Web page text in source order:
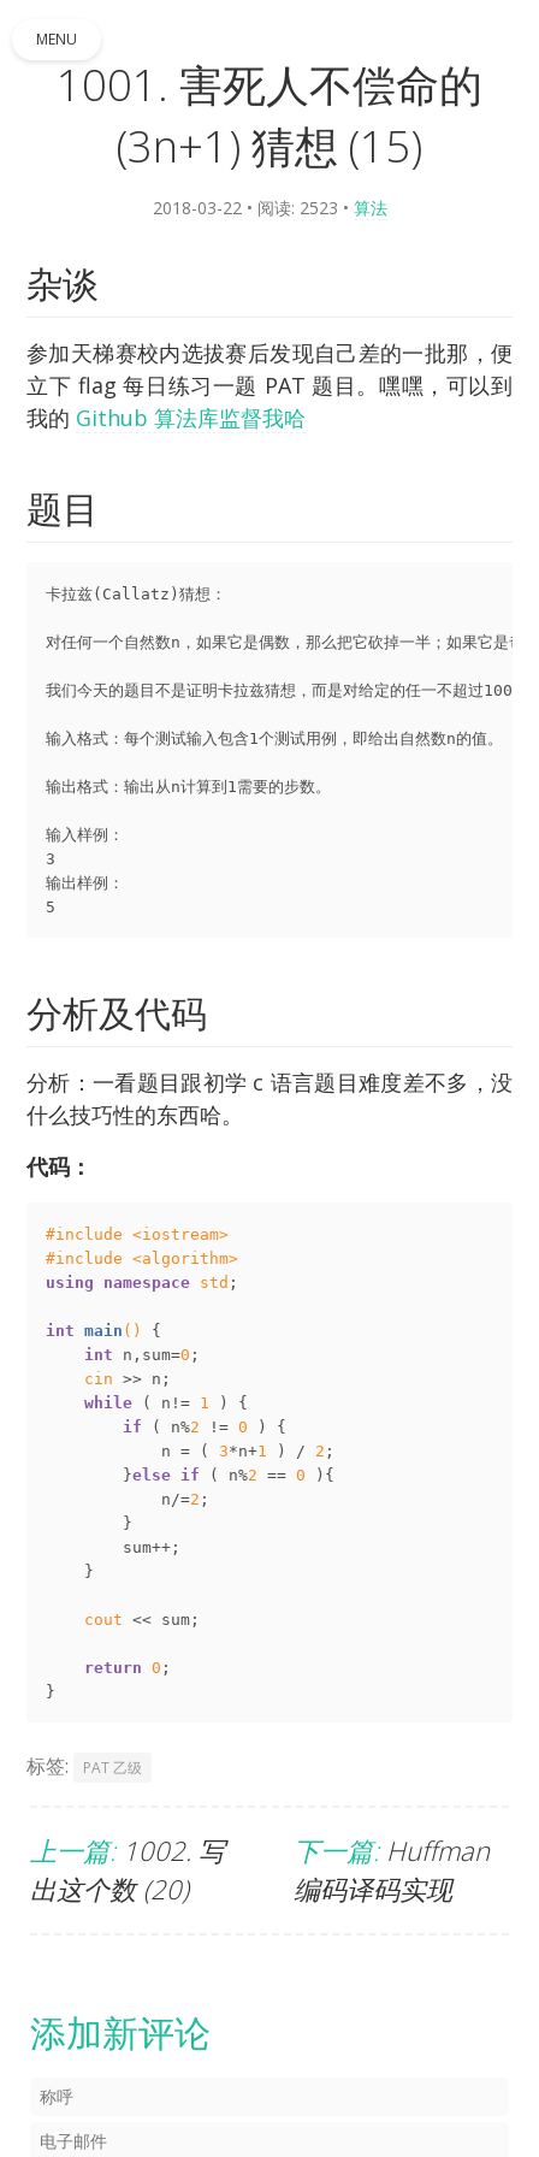
MENU
1001. 害死人不偿命的
(3n+1) 猜想 (15)
2018-03-22 • 阅读: 2523 • 算法
杂谈
参加天梯赛校内选拔赛后发现自己差的一批那，便
立下 flag 每日练习一题 PAT 题目。嘿嘿，可以到
我的 Github 算法库监督我哈
题目
卡拉兹(Callatz)猜想：
对任何一个自然数n，如果它是偶数，那么把它砍掉一半；如果它是
我们今天的题目不是证明卡拉兹猜想，而是对给定的任一不超过1000
输入格式：每个测试输入包含1个测试用例，即给出自然数n的值。
输出格式：输出从n计算到1需要的步数。
输入样例：
3
输出样例：
分析及代码
分析：一看题目跟初学 c 语言题目难度差不多，没
什么技巧性的东西哈。
代码：
#include <iostream>
#include <algorithm>
using
namespace std ;
int main ()
{
int n,sum=0 ;
cin >> n;
while ( n!= 1
) {
if ( n%2 != 0 ) {
            n = (
3*n+1 ) / 2 ;
        }
else if ( n%2 == 0 ){
            n/=
2 ;
        }
        sum++;
    }
cout << sum;
return 0 ;
标签: PAT 乙级
上一篇: 1002. 写
出这个数 (20)
下一篇: Huffman
编码译码实现
添加新评论